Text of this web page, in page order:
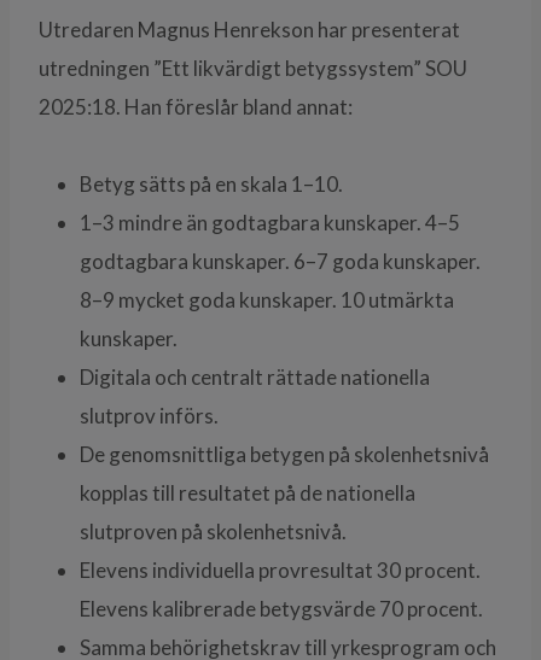
Utredaren Magnus Henrekson har presenterat
utredningen ”Ett likvärdigt betygssystem” SOU
2025:18. Han föreslår bland annat:
Betyg sätts på en skala 1–10.
1–3 mindre än godtagbara kunskaper. 4–5
godtagbara kunskaper. 6–7 goda kunskaper.
8–9 mycket goda kunskaper. 10 utmärkta
kunskaper.
Digitala och centralt rättade nationella
slutprov införs.
De genomsnittliga betygen på skolenhetsnivå
kopplas till resultatet på de nationella
slutproven på skolenhetsnivå.
Elevens individuella provresultat 30 procent.
Elevens kalibrerade betygsvärde 70 procent.
Samma behörighetskrav till yrkesprogram och